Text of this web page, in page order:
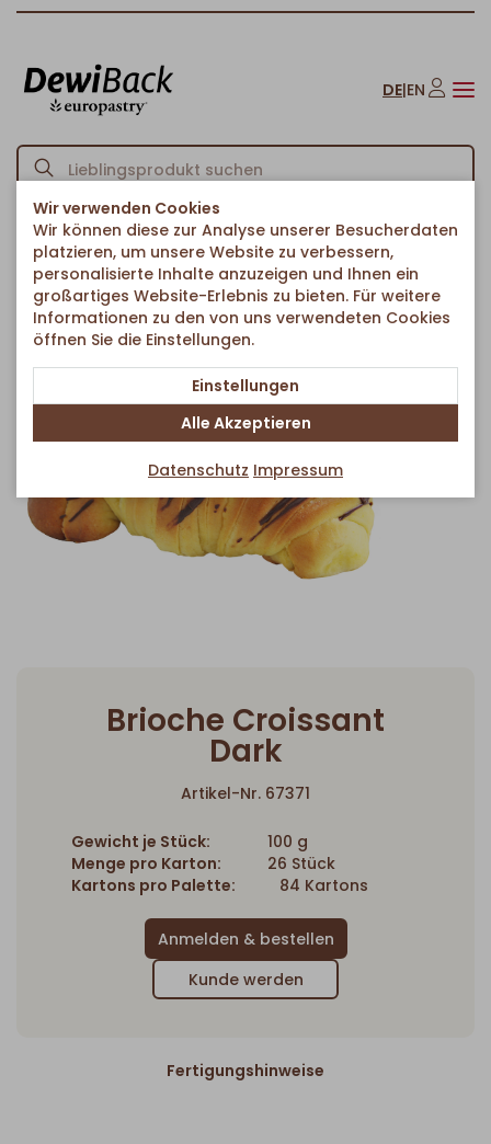
DE|EN
Startseite Croissants Süß gefüllte Croissants
Brioche Croissant Dark
Zurück zur Artikelübersicht
Brioche Croissant
Dark
Artikel-Nr. 67371
Gewicht je Stück:
100 g
Menge pro Karton:
26 Stück
Kartons pro Palette:
84 Kartons
Kunde werden
Fertigungshinweise
Wir verwenden Cookies
Wir können diese zur Analyse unserer Besucherdaten
platzieren, um unsere Website zu verbessern,
personalisierte Inhalte anzuzeigen und Ihnen ein
großartiges Website-Erlebnis zu bieten. Für weitere
Informationen zu den von uns verwendeten Cookies
öffnen Sie die Einstellungen.
Einstellungen
Alle Akzeptieren
Datenschutz Impressum